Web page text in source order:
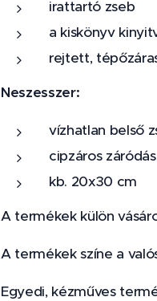
irattartó zseb
a kiskönyv
rejtett,
Neszesszer:
vízhatlan belső
cipzáros
kb. 20x30 cm
A termékek külön
A termékek színe a
Egyedi, kézműves